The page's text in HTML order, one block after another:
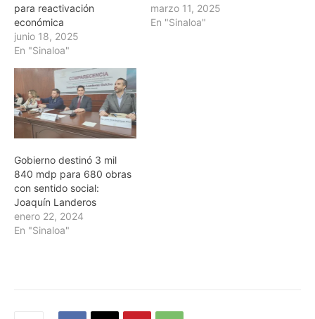
para reactivación
económica
junio 18, 2025
En "Sinaloa"
marzo 11, 2025
En "Sinaloa"
Gobierno destinó 3 mil
840 mdp para 680 obras
con sentido social:
Joaquín Landeros
enero 22, 2024
En "Sinaloa"